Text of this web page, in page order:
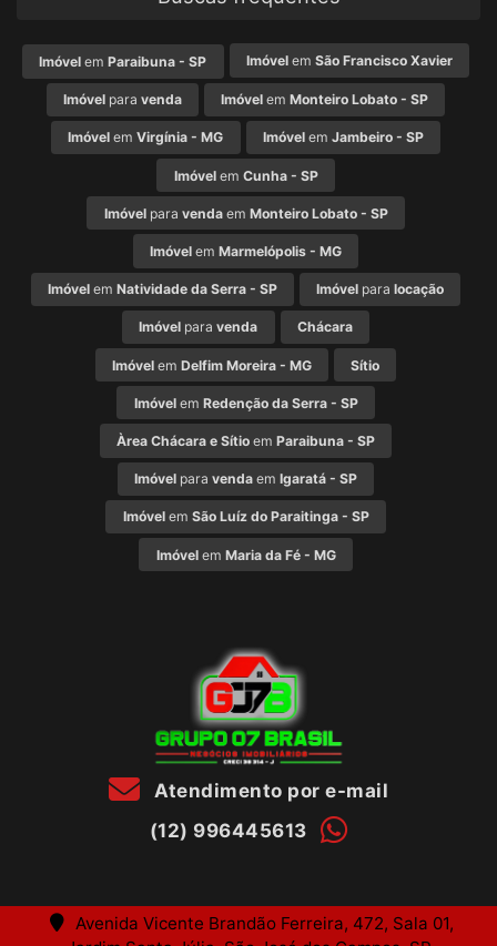
Imóvel emParaibuna - SP Imóvelem São Francisco Xavier
Imóvelpara venda Imóvel emMonteiro Lobato - SP
Imóvel emVirgínia - MG Imóvelem Jambeiro - SP
Imóvelem Cunha - SP
Imóvelpara vendaem Monteiro Lobato - SP
Imóvel em Marmelópolis - MG
Imóvelem Natividade da Serra - SP Imóvel paralocação
Imóvel paravenda Chácara
Imóvelem Delfim Moreira - MG Sítio
Imóvelem Redenção da Serra - SP
Àrea Chácara e Sítio em Paraibuna - SP
Imóvel para venda em Igaratá - SP
Imóvelem São Luíz do Paraitinga - SP
Imóvelem Maria da Fé - MG
Atendimento por e-mail
(12) 996445613
Avenida Vicente Brandão Ferreira, 472, Sala 01,